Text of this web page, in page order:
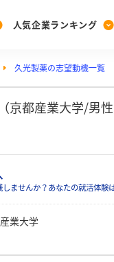
人気企業ランキング
見る
集
久光製薬の志望動機一覧
都産業大学/男性
ませんか？あなたの就活体験
業大学